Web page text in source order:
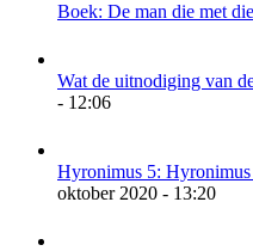
Boek: De man die met
Wat de uitnodiging van
- 12:06
Hyronimus 5:
oktober 2020 - 13:20